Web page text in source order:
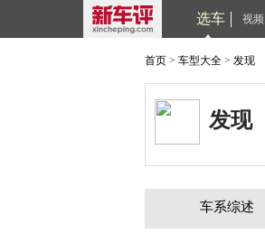
选车 视频
首页 > 车型大全 > 发现
发现
车系综述